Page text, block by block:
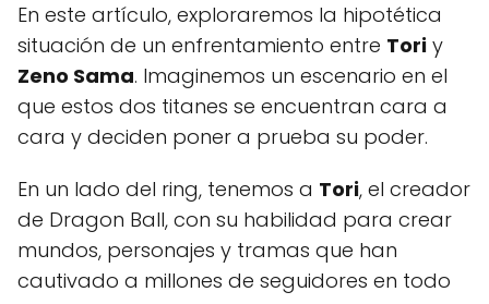
En este artículo, exploraremos la hipotética
situación de un enfrentamiento entre Tori y
Zeno Sama. Imaginemos un escenario en el
que estos dos titanes se encuentran cara a
cara y deciden poner a prueba su poder.
En un lado del ring, tenemos a Tori, el creador
de Dragon Ball, con su habilidad para crear
mundos, personajes y tramas que han
cautivado a millones de seguidores en todo